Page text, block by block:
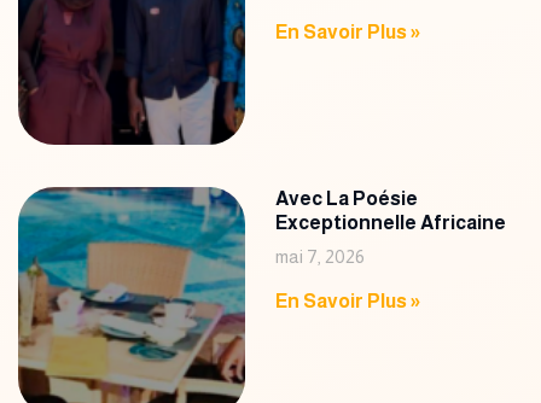
En Savoir Plus »
Avec La Poésie
Exceptionnelle Africaine
mai 7, 2026
En Savoir Plus »